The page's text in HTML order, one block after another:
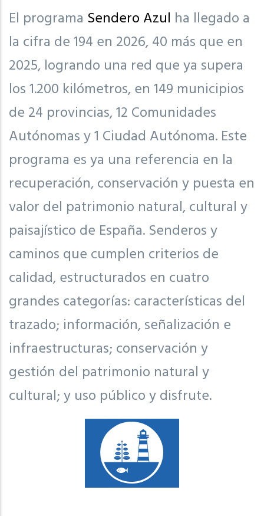
El programa Sendero Azul ha llegado a
la cifra de 194 en 2026, 40 más que en
2025, logrando una red que ya supera
los 1.200 kilómetros, en 149 municipios
de 24 provincias, 12 Comunidades
Autónomas y 1 Ciudad Autónoma. Este
programa es ya una referencia en la
recuperación, conservación y puesta en
valor del patrimonio natural, cultural y
paisajístico de España. Senderos y
caminos que cumplen criterios de
calidad, estructurados en cuatro
grandes categorías: características del
trazado; información, señalización e
infraestructuras; conservación y
gestión del patrimonio natural y
cultural; y uso público y disfrute.